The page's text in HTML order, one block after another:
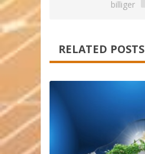
billiger
RELATED POSTS